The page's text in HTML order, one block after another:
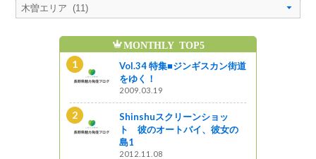
MONTHLY TOP5
Vol.34 特集■ジンギスカン街道
をゆく！
2009.03.19
Shinshuスクリーンショッ
ト 彼のオートバイ、彼女の
島1
2012.11.08